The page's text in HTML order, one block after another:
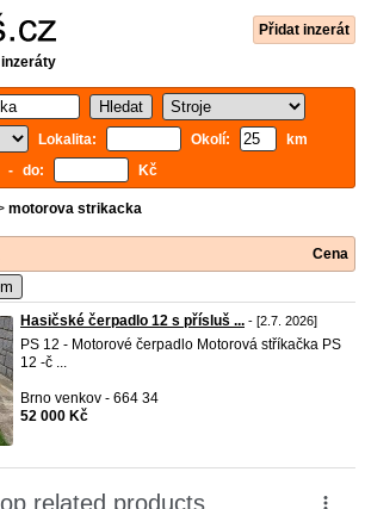
Přidat inzerát
inzeráty
Lokalita:
Okolí:
km
- do: Kč
motorova strikacka
Cena
Hasičské čerpadlo 12 s přísluš ... - [2.7. 2026]
PS 12 - Motorové čerpadlo Motorová stříkačka PS
12 -č ...
Brno venkov - 664 34
52 000 Kč